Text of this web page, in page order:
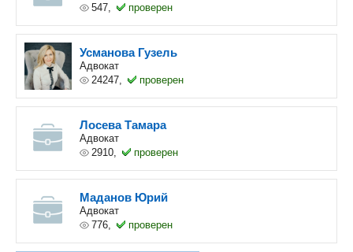
547,
проверен
Усманова Гузель
Адвокат
24247,
проверен
Лосева Тамара
Адвокат
2910,
проверен
Маданов Юрий
Адвокат
776,
проверен